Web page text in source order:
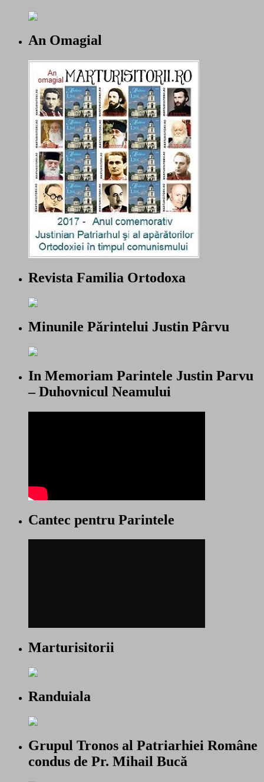
An Omagial
Revista Familia Ortodoxa
Minunile Părintelui Justin Pârvu
In Memoriam Parintele Justin Parvu
– Duhovnicul Neamului
Cantec pentru Parintele
Marturisitorii
Randuiala
Grupul Tronos al Patriarhiei Române
condus de Pr. Mihail Bucă